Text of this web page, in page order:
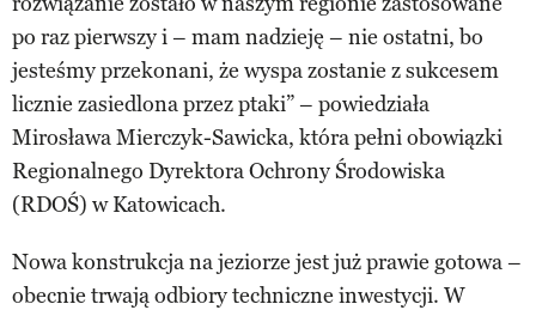
po raz pierwszy i – mam nadzieję – nie ostatni, bo
jesteśmy przekonani, że wyspa zostanie z sukcesem
licznie zasiedlona przez ptaki” – powiedziała
Mirosława Mierczyk-Sawicka, która pełni obowiązki
Regionalnego Dyrektora Ochrony Środowiska
(RDOŚ) w Katowicach.
Nowa konstrukcja na jeziorze jest już prawie gotowa –
obecnie trwają odbiory techniczne inwestycji. W